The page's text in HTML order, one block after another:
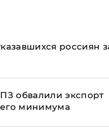
россиян
обвалили экспорт
минимума